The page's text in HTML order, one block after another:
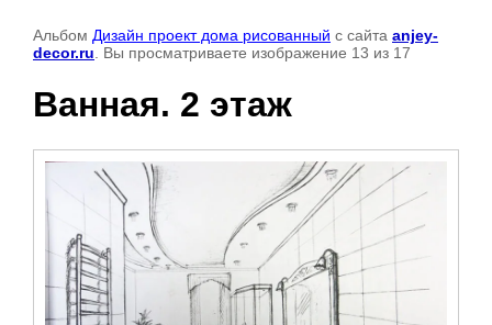
Альбом Дизайн проект дома рисованный с сайта anjey-
decor.ru . Вы просматриваете изображение 13 из 17
Ванная. 2 этаж